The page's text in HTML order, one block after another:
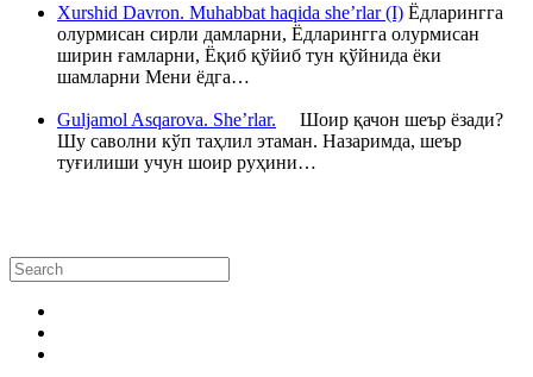
Xurshid Davron. Muhabbat haqida she’rlar (I) Ёдларингга
олурмисан сирли дамларни, Ёдларингга олурмисан
ширин ғамларни, Ёқиб қўйиб тун қўйнида ёки
шамларни Мени ёдга…
Guljamol Asqarova. She’rlar. Шоир қачон шеър ёзади?
Шу саволни кўп таҳлил этаман. Назаримда, шеър
туғилиши учун шоир руҳини…